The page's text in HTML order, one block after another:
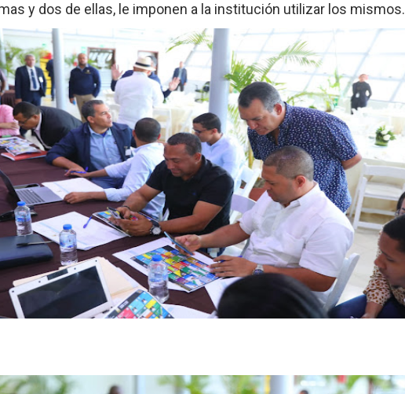
y dos de ellas, le imponen a la institución utilizar los mismos.